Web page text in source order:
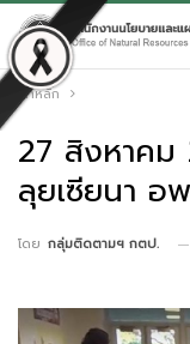
หน้าหลัก
27 สิงหาคม
ลุยเซียนา อ
โดย กลุ่มติดตามฯ กตป.